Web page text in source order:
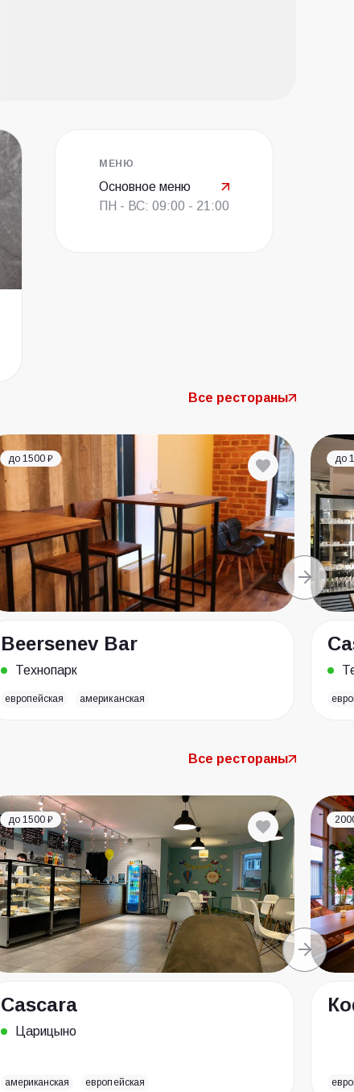
МЕНЮ
Основное меню
ПН - ВС: 09:00 - 21:00
Все рестораны
до 1500 ₽
Beersenev Bar
Технопарк
европейская американская
до
Все рестораны
до 1500 ₽
Cascara
Царицыно
американская европейская